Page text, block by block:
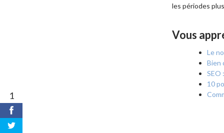
1
les périodes
Vous
Le
Bien
SEO
10